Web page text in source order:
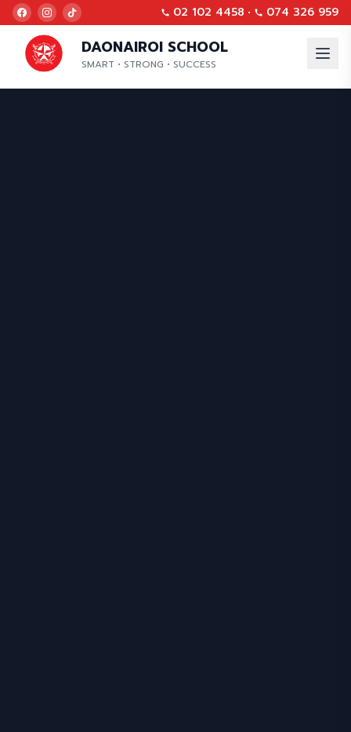
02 102 4458 • 074 326 959
DAONAIROI SCHOOL
SMART • STRONG • SUCCESS